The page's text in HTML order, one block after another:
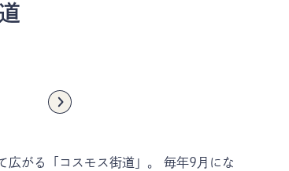
がる「コスモス街道」。 毎年9月にな